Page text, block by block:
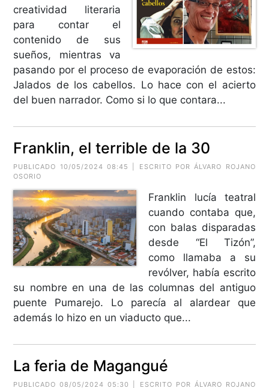
creatividad literaria
para contar el
contenido de sus
sueños, mientras va
pasando por el proceso de evaporación de estos:
Jalados de los cabellos. Lo hace con el acierto
del buen narrador. Como si lo que contara...
Franklin, el terrible de la 30
PUBLICADO 10/05/2024 08:45 | ESCRITO POR ÁLVARO ROJANO
OSORIO
Franklin lucía teatral
cuando contaba que,
con balas disparadas
desde “El Tizón”,
como llamaba a su
revólver, había escrito
su nombre en una de las columnas del antiguo
puente Pumarejo. Lo parecía al alardear que
además lo hizo en un viaducto que...
La feria de Magangué
PUBLICADO 08/05/2024 05:30 | ESCRITO POR ÁLVARO ROJANO